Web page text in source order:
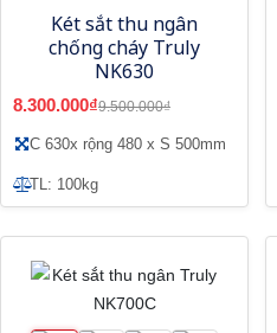
Két sắt thu ngân
chống cháy Truly
NK630
8.300.000₫9.500.000₫
C 630x rộng 480 x S 500mm
TL: 100kg